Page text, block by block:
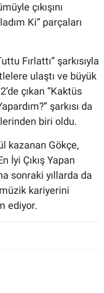
çıkışını
Ki” parçaları
Fırlattı” şarkısıyla
ulaştı ve büyük
çıkan “Kaktüs
şarkısı da
biri oldu.
kazanan Gökçe,
İyi Çıkış Yapan
sonraki yıllarda da
kariyerini
ediyor.